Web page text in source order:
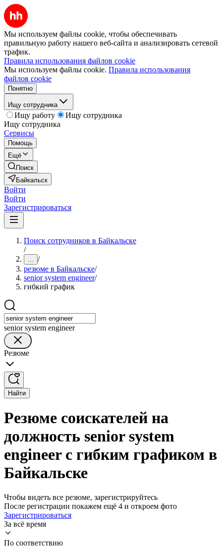
Мы используем файлы cookie, чтобы обеспечивать
правильную работу нашего веб-сайта и анализировать сетевой
трафик.
Правила использования файлов cookie
Мы используем файлы cookie. Правила использования
файлов cookie
Понятно
Ищу сотрудника
Ищу работу
Ищу сотрудника
Ищу сотрудника
Сервисы
Помощь
Ещё
Поиск
Байкальск
Войти
Войти
Зарегистрироваться
Поиск сотрудников в Байкальске
/
... /
резюме в Байкальске/
senior system engineer/
гибкий график
senior system engineer
Резюме
Найти
Резюме соискателей на
должность senior system
engineer с гибким графиком в
Байкальске
Чтобы видеть все резюме, зарегистрируйтесь
После регистрации покажем ещё 4 и откроем фото
Зарегистрироваться
За всё время
По соответствию